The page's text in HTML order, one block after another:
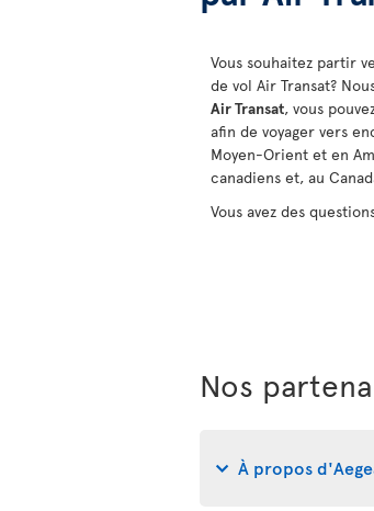
Vous souhaitez partir
de vol Air Transat?
Air Transat, vous
afin de voyager vers
Moyen-Orient et en
canadiens et, au
Vous avez des
Nos
À propos